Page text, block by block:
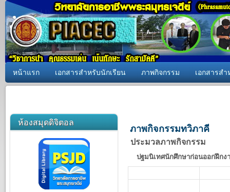
หน้าแรก เอกสารสำหรับนักเรียน ภาพกิจกรรม เอกสารส
ห้องสมุดดิจิตอล
ภาพกิจกรรมทวิภาคี
ประมวลภาพกิจกรรม
ปฐมนิเทศนักศึกษาก่อนออกฝึกง